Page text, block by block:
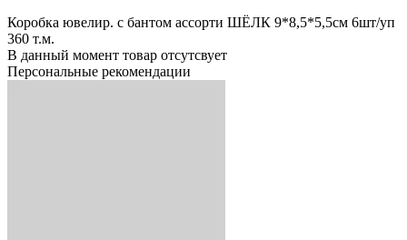
Коробка ювелир. с бантом ассорти ШЁЛК 9*8,5*5,5см 6шт/уп
360 т.м.
В данный момент товар отсутсвует
Персональные рекомендации